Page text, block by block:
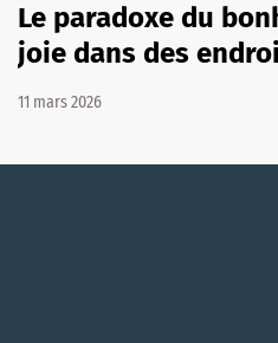
Le paradoxe du
joie dans des
11 mars 2026